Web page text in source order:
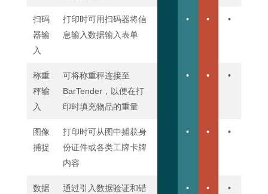
扫码
器输
入
打印时可用扫码器将信
息输入数据输入表单
• • •
称重
秤输
入
可将称重秤连接至
BarTender，以便在打
印时填充物品的重量
• • •
图像
捕捉
打印时可从图中捕获身
份证件或各类工牌卡牌
内容
• • •
数据
通过引入数据验证和错
• • •